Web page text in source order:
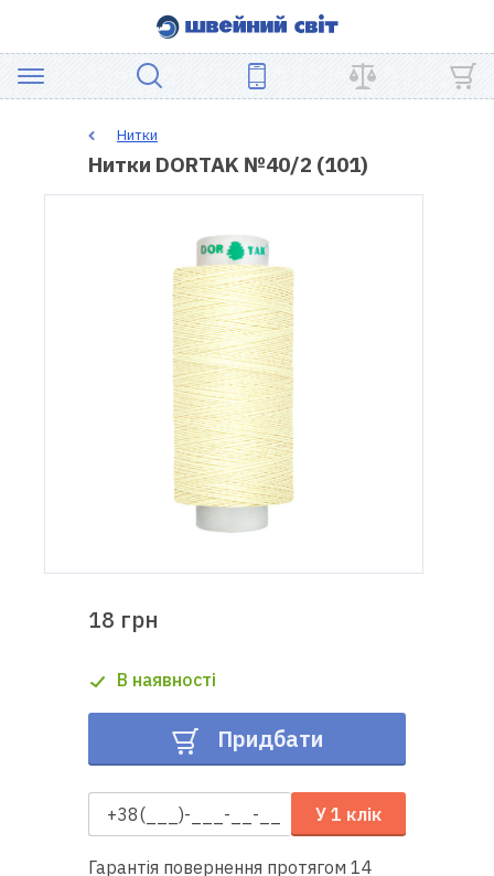
ШВЕЙНЕ
Ремонт
швейної
Корисні
поради
Нитки
Нитки DORTAK №40/2 (101)
18 грн
В наявності
Придбати
У 1 клік
Гарантія повернення протягом 14